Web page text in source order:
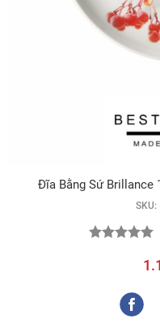
Đĩa Bằng Sứ Brillance
SKU: